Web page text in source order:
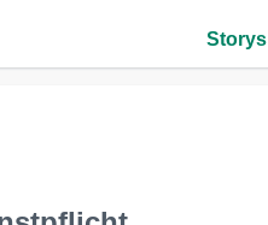
Storys